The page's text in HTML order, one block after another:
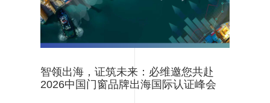
智领出海，证筑未来：必维邀您共赴
2026中国门窗品牌出海国际认证峰会